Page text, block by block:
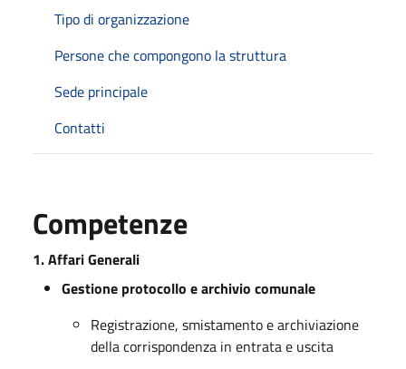
Tipo di organizzazione
Persone che compongono la struttura
Sede principale
Contatti
Competenze
1. Affari Generali
Gestione protocollo e archivio comunale
Registrazione, smistamento e archiviazione
della corrispondenza in entrata e uscita